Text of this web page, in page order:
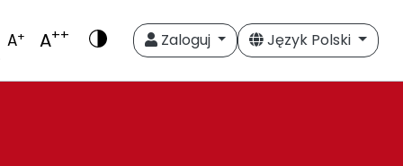
A+ A++ Zaloguj Język Polski